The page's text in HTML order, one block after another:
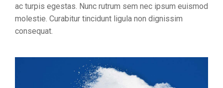
ac turpis egestas. Nunc rutrum sem nec ipsum euismod
molestie. Curabitur tincidunt ligula non dignissim
consequat.